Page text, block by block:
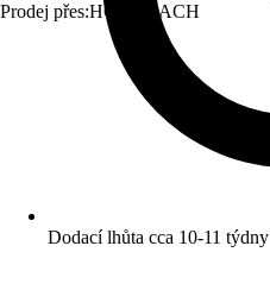
Prodej přes:HORNBACH
Dodací lhůta cca 10-11 týdny